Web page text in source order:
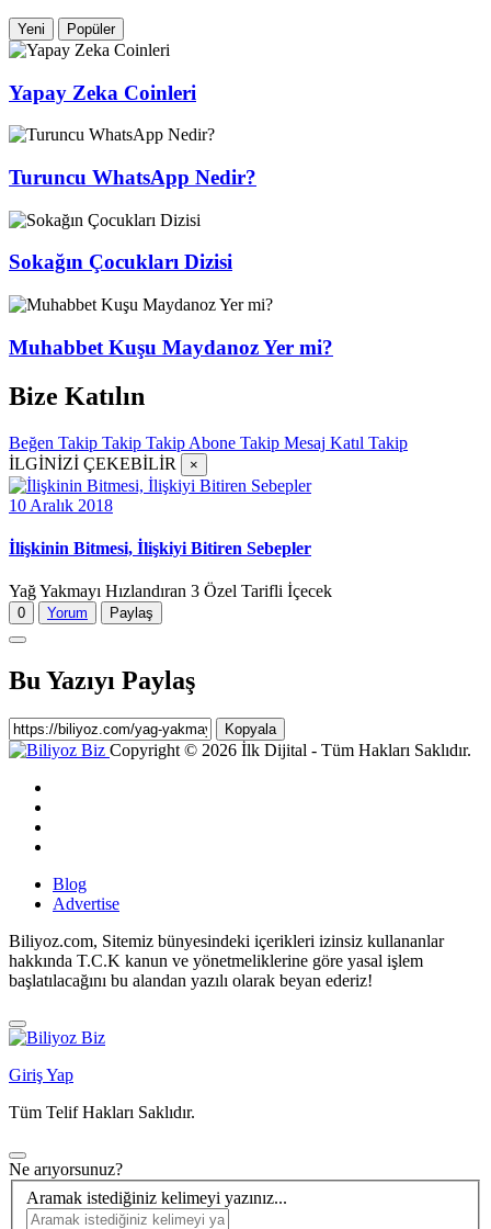
Yeni Popüler
Yapay Zeka Coinleri
Turuncu WhatsApp Nedir?
Sokağın Çocukları Dizisi
Muhabbet Kuşu Maydanoz Yer mi?
Bize Katılın
Beğen Takip Takip Takip Abone Takip Mesaj Katıl Takip
İLGİNİZİ ÇEKEBİLİR
×
10 Aralık 2018
İlişkinin Bitmesi, İlişkiyi Bitiren Sebepler
Yağ Yakmayı Hızlandıran 3 Özel Tarifli İçecek
0 Yorum Paylaş
Bu Yazıyı Paylaş
Kopyala
Copyright © 2026 İlk Dijital - Tüm Hakları Saklıdır.
Blog
Advertise
Biliyoz.com, Sitemiz bünyesindeki içerikleri izinsiz kullananlar
hakkında T.C.K kanun ve yönetmeliklerine göre yasal işlem
başlatılacağını bu alandan yazılı olarak beyan ederiz!
Giriş Yap
Tüm Telif Hakları Saklıdır.
Ne arıyorsunuz?
Aramak istediğiniz kelimeyi yazınız...